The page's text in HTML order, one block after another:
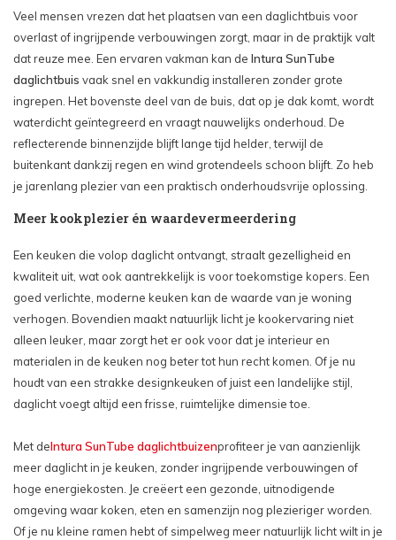
Veel mensen vrezen dat het plaatsen van een daglichtbuis voor
overlast of ingrijpende verbouwingen zorgt, maar in de praktijk valt
dat reuze mee. Een ervaren vakman kan de Intura SunTube
daglichtbuis vaak snel en vakkundig installeren zonder grote
ingrepen. Het bovenste deel van de buis, dat op je dak komt, wordt
waterdicht geïntegreerd en vraagt nauwelijks onderhoud. De
reflecterende binnenzijde blijft lange tijd helder, terwijl de
buitenkant dankzij regen en wind grotendeels schoon blijft. Zo heb
je jarenlang plezier van een praktisch onderhoudsvrije oplossing.
Meer kookplezier én waardevermeerdering
Een keuken die volop daglicht ontvangt, straalt gezelligheid en
kwaliteit uit, wat ook aantrekkelijk is voor toekomstige kopers. Een
goed verlichte, moderne keuken kan de waarde van je woning
verhogen. Bovendien maakt natuurlijk licht je kookervaring niet
alleen leuker, maar zorgt het er ook voor dat je interieur en
materialen in de keuken nog beter tot hun recht komen. Of je nu
houdt van een strakke designkeuken of juist een landelijke stijl,
daglicht voegt altijd een frisse, ruimtelijke dimensie toe.
Met deIntura SunTube daglichtbuizenprofiteer je van aanzienlijk
meer daglicht in je keuken, zonder ingrijpende verbouwingen of
hoge energiekosten. Je creëert een gezonde, uitnodigende
omgeving waar koken, eten en samenzijn nog plezieriger worden.
Of je nu kleine ramen hebt of simpelweg meer natuurlijk licht wilt in je